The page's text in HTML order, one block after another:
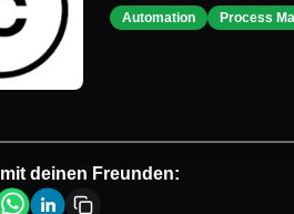
Automation Process
mit deinen Freunden: